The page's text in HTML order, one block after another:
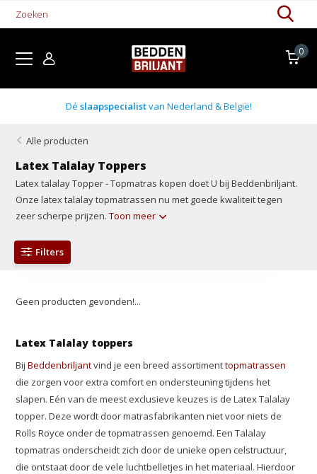
0
Déslaapspecialistvan Nederland & België!
Alle producten
Latex Talalay Toppers
Latex talalay Topper - Topmatras kopen doet U bij Beddenbriljant.
Onze latex talalay topmatrassen nu met goede kwaliteit tegen
zeer scherpe prijzen.Toon meer
Filters
Geen producten gevonden!...
Latex Talalay toppers
BijBeddenbriljantvind je een breed assortimenttopmatrassen
die zorgen voor extra comfort en ondersteuning tijdens het
slapen. Eén van de meest exclusieve keuzes is de Latex Talalay
topper. Deze wordt door matrasfabrikanten niet voor niets de
Rolls Royce onder de topmatrassen genoemd. Een Talalay
topmatras onderscheidt zich door de unieke open celstructuur,
die ontstaat door de vele luchtbelletjes in het materiaal. Hierdoor